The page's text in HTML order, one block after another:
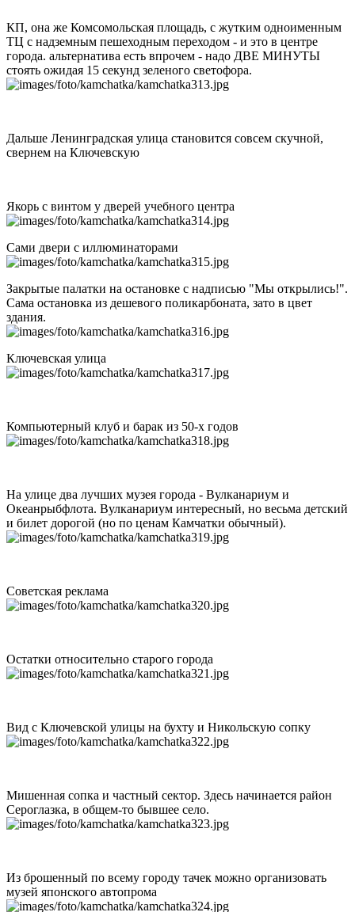
КП, она же Комсомольская площадь, с жутким одноименным
ТЦ с надземным пешеходным переходом - и это в центре
города. альтернатива есть впрочем - надо ДВЕ МИНУТЫ
стоять ожидая 15 секунд зеленого светофора.
Дальше Ленинградская улица становится совсем скучной,
свернем на Ключевскую
Якорь с винтом у дверей учебного центра
Сами двери с иллюминаторами
Закрытые палатки на остановке с надписью "Мы открылись!".
Сама остановка из дешевого поликарбоната, зато в цвет
здания.
Ключевская улица
Компьютерный клуб и барак из 50-х годов
На улице два лучших музея города - Вулканариум и
Океанрыбфлота. Вулканариум интересный, но весьма детский
и билет дорогой (но по ценам Камчатки обычный).
Советская реклама
Остатки относительно старого города
Вид с Ключевской улицы на бухту и Никольскую сопку
Мишенная сопка и частный сектор. Здесь начинается район
Сероглазка, в общем-то бывшее село.
Из брошенный по всему городу тачек можно организовать
музей японского автопрома